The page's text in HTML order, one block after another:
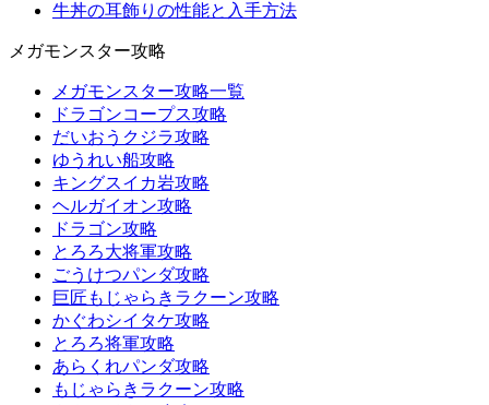
牛丼の耳飾りの性能と入手方法
メガモンスター攻略
メガモンスター攻略一覧
ドラゴンコープス攻略
だいおうクジラ攻略
ゆうれい船攻略
キングスイカ岩攻略
ヘルガイオン攻略
ドラゴン攻略
とろろ大将軍攻略
ごうけつパンダ攻略
巨匠もじゃらきラクーン攻略
かぐわシイタケ攻略
とろろ将軍攻略
あらくれパンダ攻略
もじゃらきラクーン攻略